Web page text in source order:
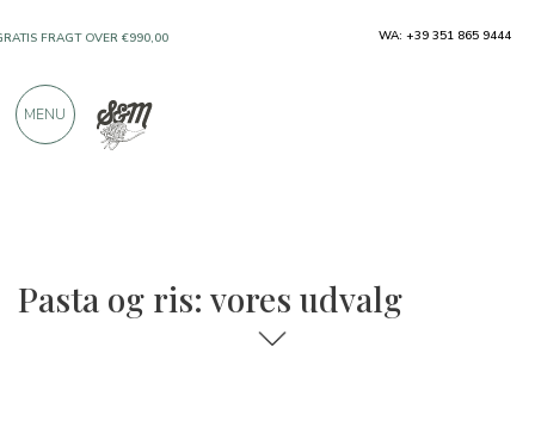
Pasta og ris: vores udvalg
FRAGT OVER €990,00
PRODUKTER FRA FREMRAGENDE
WA: +39 351 865 9444
MENU